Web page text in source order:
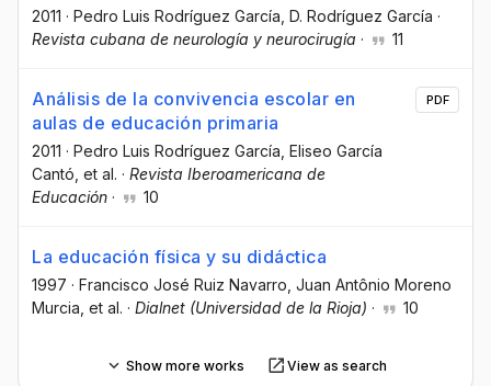
2011 · Pedro Luis Rodríguez García , D. Rodríguez García ·
Revista cubana de neurología y neurocirugía · 11
Análisis de la convivencia escolar en
aulas de educación primaria
2011 · Pedro Luis Rodríguez García , Eliseo García
Cantó , et al. · Revista Iberoamericana de
Educación · 10
PDF
La educación física y su didáctica
1997 · Francisco José Ruiz Navarro , Juan Antônio Moreno
Murcia , et al. · Dialnet (Universidad de la Rioja) · 10
Show more works View as search